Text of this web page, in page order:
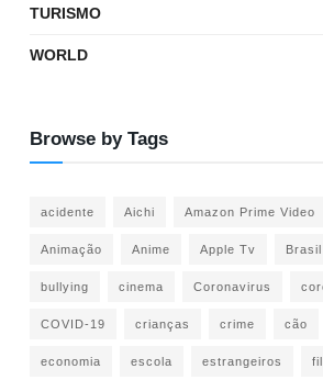
TURISMO
WORLD
Browse by Tags
acidente Aichi Amazon Prime Video
Animação Anime Apple Tv Brasil
bullying cinema Coronavirus
COVID-19 crianças crime cão
economia escola estrangeiros